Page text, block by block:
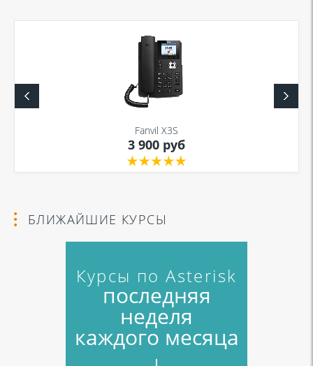
Я даю согласие на обработку моих персональных данных для связи
Политикой в отношении обработки персональных
Политикой конфиденциальности
Я даю согласие на обработку моих персональных данных для связи
Политикой в отношении обработки персональных
Fanvil X3S
3 900 руб
БЛИЖАЙШИЕ КУРСЫ
Курсы по Asterisk
последняя
неделя
каждого месяца